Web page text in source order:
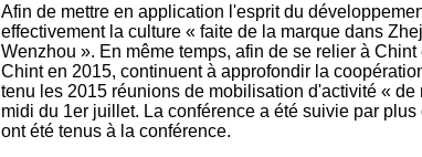
Afin de mettre en application l'esprit du
effectivement la culture « faite de la marque dans
Wenzhou ». En même temps, afin de se relier à
Chint en 2015, continuent à approfondir la
tenu les 2015 réunions de mobilisation d'activité «
midi du 1er juillet. La conférence a été suivie par
ont été tenus à la conférence.